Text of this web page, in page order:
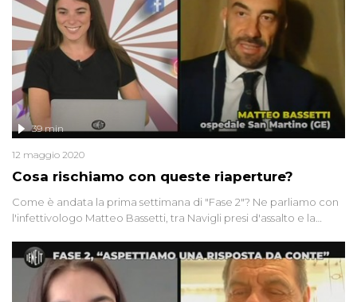
complicazioni del coronavirus
Cosa rischiamo con queste riaperture?
39 min
12 maggio 2020
Come è andata la prima settimana di "Fase 2"? Ne parliamo con
l'infettivologo Matteo Bassetti, tra Navigli presi d'assalto e la
sguardo a Inghilterra e Corea del Sud, con una storia speciale da
Bali